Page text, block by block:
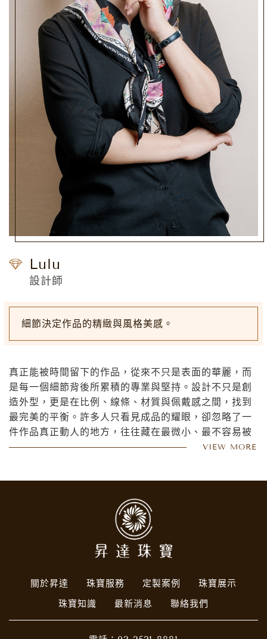
Lulu
設計師
細節決定作品的精緻與風格美感。
VIEW MORE
真正能被時間留下的作品，從來不只是表面的華麗，而
是每一個細節背後所累積的專業與堅持。設計不只是創
造外型，更是在比例、線條、材質與佩戴感之間，找到
最完美的平衡。許多人只看見成品的耀眼，卻忽略了一
件作品真正動人的地方，往往藏在最微小、最不容易被
發現的細節裡。
要過度張揚，而是在近距離欣賞時，依然能感受到其中
細節不只是工藝，更代表一個人對專業的尊重。當別人
願意忽略的地方，你依然選擇認真對待，那份差距，終
關於昇達 珠寶服務 定製案例
珠寶展示
珠寶知識
最新消息 聯絡我們